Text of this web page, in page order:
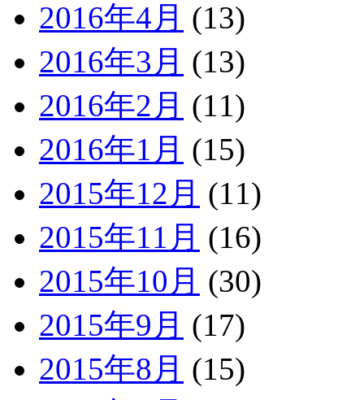
2016年4月 (13)
2016年3月 (13)
2016年2月 (11)
2016年1月 (15)
2015年12月 (11)
2015年11月 (16)
2015年10月 (30)
2015年9月 (17)
2015年8月 (15)